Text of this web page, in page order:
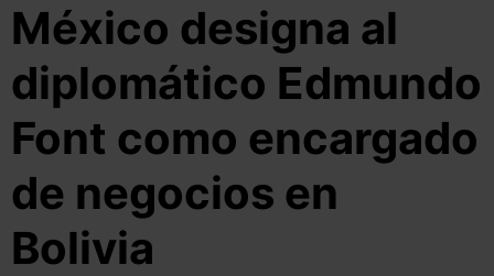
México designa al
diplomático Edmundo
Font como encargado
de negocios en
Bolivia